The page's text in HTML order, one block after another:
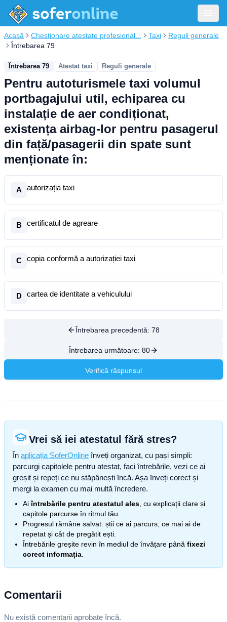
Acasă Chestionare atestate profesional... Taxi
Reguli generale
Întrebarea 79
Întrebarea 79 Atestat taxi Reguli generale
Pentru autoturismele taxi volumul
portbagajului util, echiparea cu
instalație de aer condiționat,
existența airbag-lor pentru pasagerul
din față/pasagerii din spate sunt
menționate în:
A autorizația taxi
B certificatul de agreare
C copia conformă a autorizației taxi
D cartea de identitate a vehiculului
Întrebarea precedentă: 78
Întrebarea următoare: 80
Verifică răspunsul
Vrei să iei atestatul fără stres?
În aplicația SoferOnline înveți organizat, cu pași simpli:
parcurgi capitolele pentru atestat, faci întrebările, vezi ce ai
greșit și repeți ce nu stăpânești încă. Așa înveți corect și
mergi la examen cu mai multă încredere.
Aiîntrebările pentru atestatul ales , cu explicații clare și
capitole parcurse în ritmul tău.
Progresul rămâne salvat: știi ce ai parcurs, ce mai ai de
repetat și cât de pregătit ești.
Întrebările greșite revin în mediul de învățare până fixezi
corect informația
Comentarii
Nu există comentarii aprobate încă.